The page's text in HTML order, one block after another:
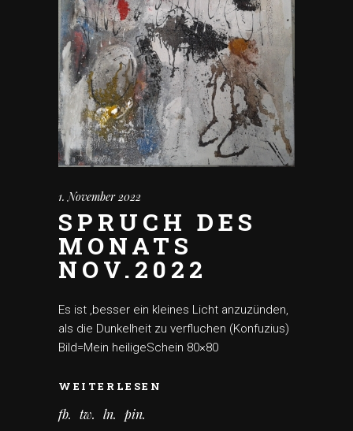
1. November 2022
SPRUCH DES
MONATS
NOV.2022
Es ist ,besser ein kleines Licht anzuzünden,
als die Dunkelheit zu verfluchen (Konfuzius)
Bild=Mein heiligeSchein 80×80
WEITERLESEN
fb tw ln pin